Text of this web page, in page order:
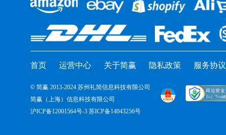
首页 运营中心 关于简赢 隐私政策 服务协议
© 简赢 2013-2024 苏州礼简信息科技有限公司
简赢（上海）信息科技有限公司
沪ICP备12001564号-3 苏ICP备14043256号